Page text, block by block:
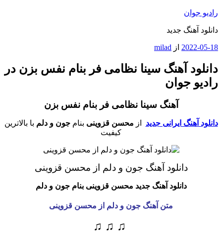
رفتن
محتوا
رادیو جوان
دانلود آهنگ جدید
نوشته‌شده
2022-05-18 از milad
دانلود آهنگ سینا نظامی فر بنام نفس بزن در
رادیو جوان
آهنگ سینا نظامی فر بنام نفس بزن
دانلود آهنگ ایرانی جدید از محسن قزوینی بنامجون و دلم با بالاترین
کیفیت
دانلود آهنگ جون و دلم از محسن قزوینی
دانلود آهنگ جدید محسن قزوینی بنام جون و دلم
متن آهنگ جون و دلم از محسن قزوینی
♫ ♫ ♫